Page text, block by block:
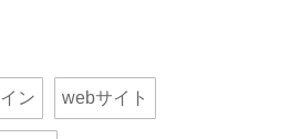
ン webサイト